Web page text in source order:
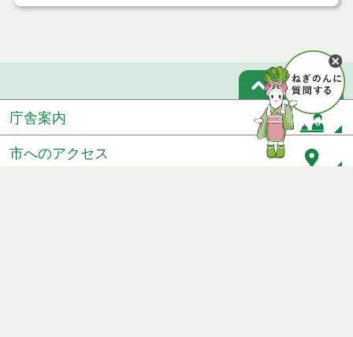
ページトップ
庁舎案内
市へのアクセス